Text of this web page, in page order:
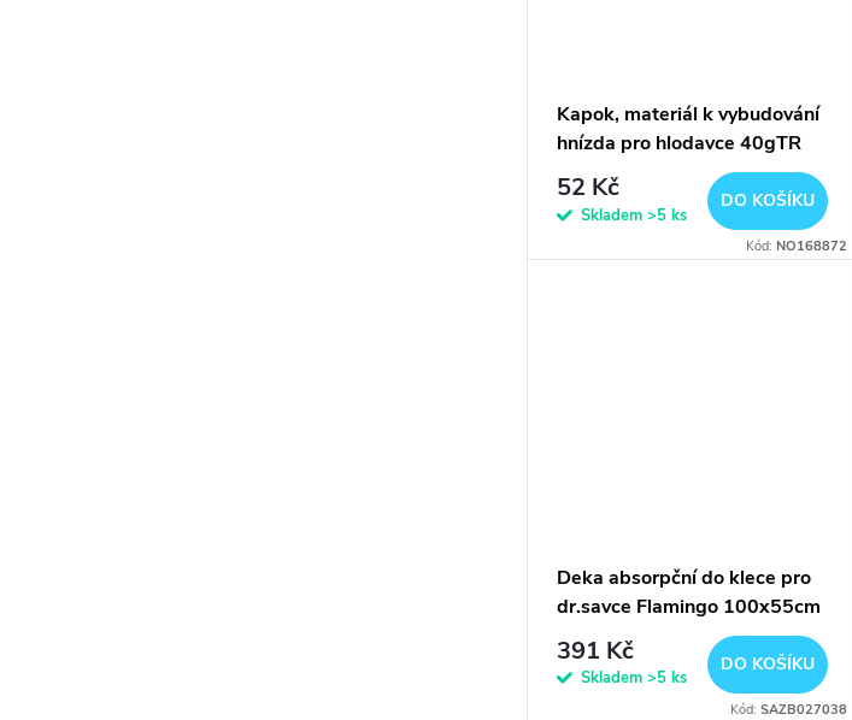
Kapok, materiál k vybudování
hnízda pro hlodavce 40gTR
52 Kč
Skladem >5 ks
DO KOŠÍKU
Kód:NO168872
Deka absorpční do klece pro
dr.savce Flamingo 100x55cm
391 Kč
Skladem >5 ks
DO KOŠÍKU
Kód:SAZB027038